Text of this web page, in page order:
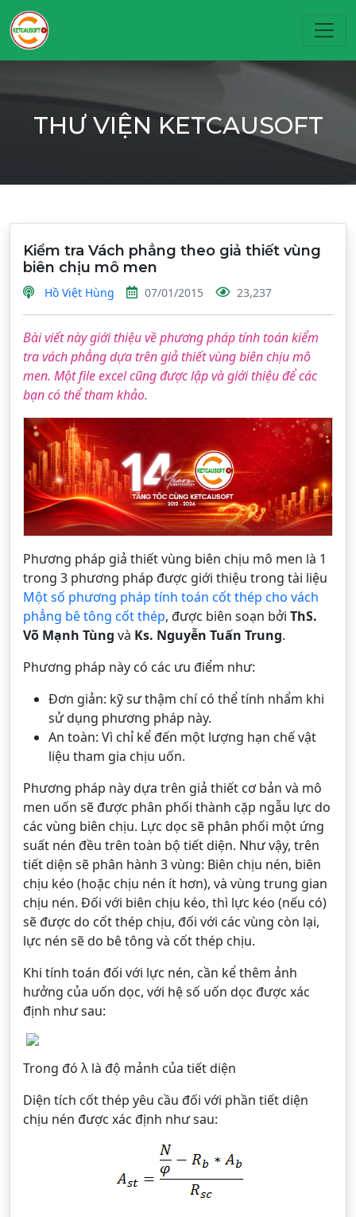
THƯ VIỆN KETCAUSOFT
Kiểm tra Vách phẳng theo giả thiết vùng
biên chịu mô men
Hồ Việt Hùng 07/01/2015 23,237
Bài viết này giới thiệu về phương pháp tính toán kiểm
tra vách phẳng dựa trên giả thiết vùng biên chịu mô
men. Một file excel cũng được lập và giới thiệu để các
bạn có thể tham khảo.
Phương pháp giả thiết vùng biên chịu mô men là 1
trong 3 phương pháp được giới thiệu trong tài liệu
Một số phương pháp tính toán cốt thép cho vách
phẳng bê tông cốt thép, được biên soạn bởi ThS.
Võ Mạnh Tùng và Ks. Nguyễn Tuấn Trung.
Phương pháp này có các ưu điểm như:
Đơn giản: kỹ sư thậm chí có thể tính nhẩm khi
sử dụng phương pháp này.
An toàn: Vì chỉ kể đến một lượng hạn chế vật
liệu tham gia chịu uốn.
Phương pháp này dựa trên giả thiết cơ bản và mô
men uốn sẽ được phân phối thành cặp ngẫu lực do
các vùng biên chịu. Lực dọc sẽ phân phối một ứng
suất nén đều trên toàn bộ tiết diện. Như vậy, trên
tiết diện sẽ phân hành 3 vùng: Biên chịu nén, biên
chịu kéo (hoặc chịu nén ít hơn), và vùng trung gian
chịu nén. Đối với biên chịu kéo, thì lực kéo (nếu có)
sẽ được do cốt thép chịu, đối với các vùng còn lại,
lực nén sẽ do bê tông và cốt thép chịu.
Khi tính toán đối với lực nén, cần kể thêm ảnh
hưởng của uốn dọc, với hệ số uốn dọc được xác
định như sau:
Trong đó λ là độ mảnh của tiết diện
Diện tích cốt thép yêu cầu đối với phần tiết diện
chịu nén được xác định như sau: